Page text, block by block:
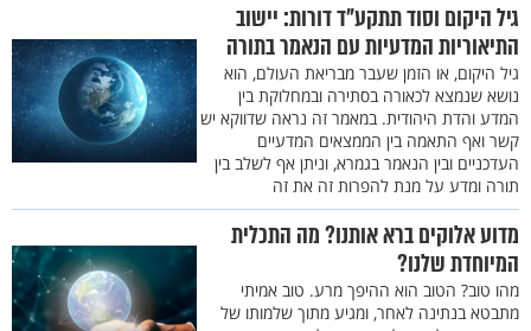
גיל היקום וסוד תתקע"ד דורות: יישוב
התיאוריות המדעיות עם הנאמר בתורה
גיל היקום, או הזמן שעבר מבריאת העולם, הוא
נושא שנמצא לכאורה בסתירה ובמחלוקת בין
המדע והדת היהודית. במאמר זה נראה שדווקא יש
קשר ואף התאמה בין הממצאים המדעיים
העדכניים ובין הנאמר בגמרא, וניתן אף לשלב בין
תורה ומדע על מנת להפרות זה את זה
מדוע אלוקים ברא אותנו? מה התכלית
המיוחדת שלנו?
מהו טוב? הטוב הוא ההיפך מרע. טוב אמיתי
מתבטא בנתינה לאחר, ומגיע מתוך שלמותו של